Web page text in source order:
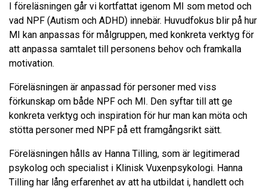
I föreläsningen går vi kortfattat igenom MI som metod och
vad NPF (Autism och ADHD) innebär. Huvudfokus blir på hur
MI kan anpassas för målgruppen, med konkreta verktyg för
att anpassa samtalet till personens behov och framkalla
motivation.
Föreläsningen är anpassad för personer med viss
förkunskap om både NPF och MI. Den syftar till att ge
konkreta verktyg och inspiration för hur man kan möta och
stötta personer med NPF på ett framgångsrikt sätt.
Föreläsningen hålls av Hanna Tilling, som är legitimerad
psykolog och specialist i Klinisk Vuxenpsykologi. Hanna
Tilling har lång erfarenhet av att ha utbildat i, handlett och